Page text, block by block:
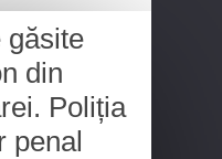
găsite
din
Poliția
penal